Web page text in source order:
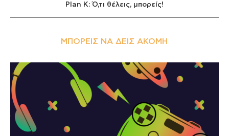
Plan K: Ό,τι θέλεις, μπορείς!
ΜΠΟΡΕΊΣ ΝΑ ΔΕΙΣ ΑΚΌΜΗ